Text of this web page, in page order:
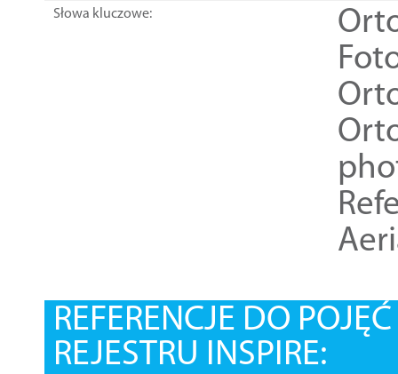
Słowa kluczowe:
REFERENCJE DO
REJESTRU INSPIRE: